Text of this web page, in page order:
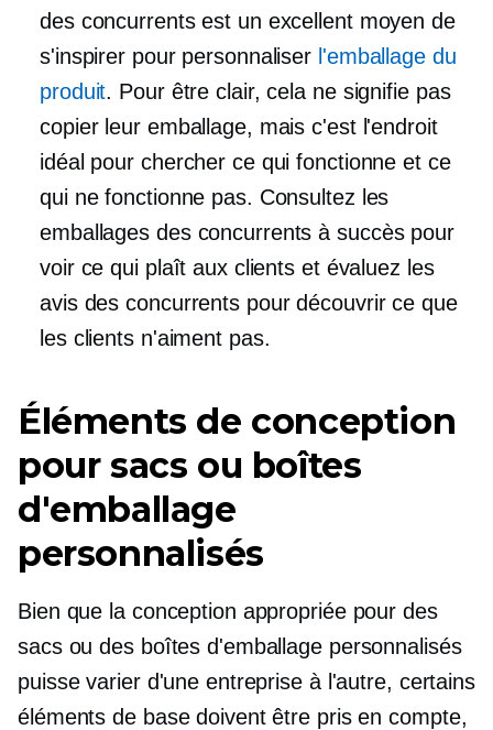
des concurrents est un excellent moyen de
s'inspirer pour personnaliser l'emballage du
produit. Pour être clair, cela ne signifie pas
copier leur emballage, mais c'est l'endroit
idéal pour chercher ce qui fonctionne et ce
qui ne fonctionne pas. Consultez les
emballages des concurrents à succès pour
voir ce qui plaît aux clients et évaluez les
avis des concurrents pour découvrir ce que
les clients n'aiment pas.
Éléments de conception
pour sacs ou boîtes
d'emballage
personnalisés
Bien que la conception appropriée pour des
sacs ou des boîtes d'emballage personnalisés
puisse varier d'une entreprise à l'autre, certains
éléments de base doivent être pris en compte,